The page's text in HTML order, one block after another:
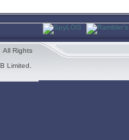
Rights
Limited.